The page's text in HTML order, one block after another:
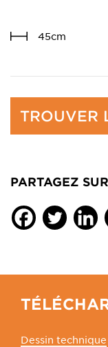
45cm
TROUVER
PARTAGEZ SUR
Dessin technique